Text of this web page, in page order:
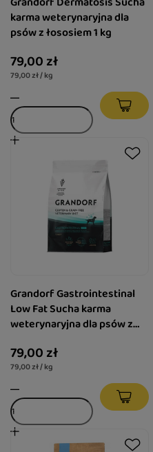
karma weterynaryjna dla
psów z łososiem 1 kg
79,00 zł
79,00 zł / kg
Grandorf Gastrointestinal
Low Fat Sucha karma
weterynaryjna dla psów z
79,00 zł
79,00 zł / kg